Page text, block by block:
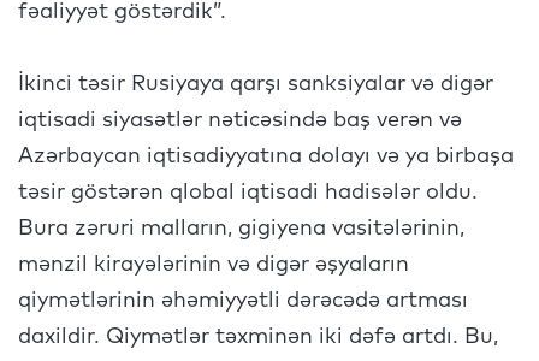
fəaliyyət göstərdik”.
İkinci təsir Rusiyaya qarşı sanksiyalar və digər
iqtisadi siyasətlər nəticəsində baş verən və
Azərbaycan iqtisadiyyatına dolayı və ya birbaşa
təsir göstərən qlobal iqtisadi hadisələr oldu.
Bura zəruri malların, gigiyena vasitələrinin,
mənzil kirayələrinin və digər əşyaların
qiymətlərinin əhəmiyyətli dərəcədə artması
daxildir. Qiymətlər təxminən iki dəfə artdı. Bu,